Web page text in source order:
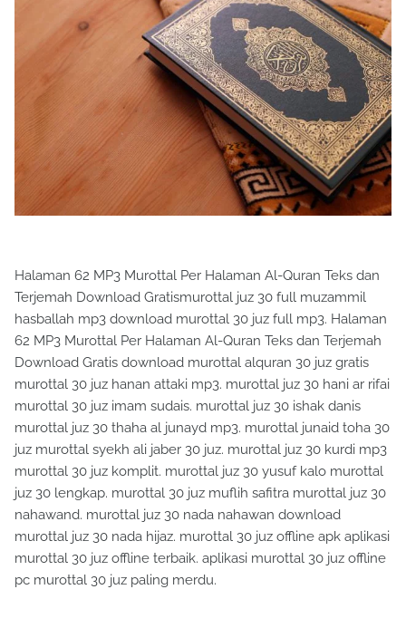
Halaman 62 MP3 Murottal Per Halaman Al-Quran Teks dan
Terjemah Download Gratismurottal juz 30 full muzammil
hasballah mp3 download murottal 30 juz full mp3. Halaman
62 MP3 Murottal Per Halaman Al-Quran Teks dan Terjemah
Download Gratis download murottal alquran 30 juz gratis
murottal 30 juz hanan attaki mp3. murottal juz 30 hani ar rifai
murottal 30 juz imam sudais. murottal juz 30 ishak danis
murottal juz 30 thaha al junayd mp3. murottal junaid toha 30
juz murottal syekh ali jaber 30 juz. murottal juz 30 kurdi mp3
murottal 30 juz komplit. murottal juz 30 yusuf kalo murottal
juz 30 lengkap. murottal 30 juz muflih safitra murottal juz 30
nahawand. murottal juz 30 nada nahawan download
murottal juz 30 nada hijaz. murottal 30 juz offline apk aplikasi
murottal 30 juz offline terbaik. aplikasi murottal 30 juz offline
pc murottal 30 juz paling merdu.